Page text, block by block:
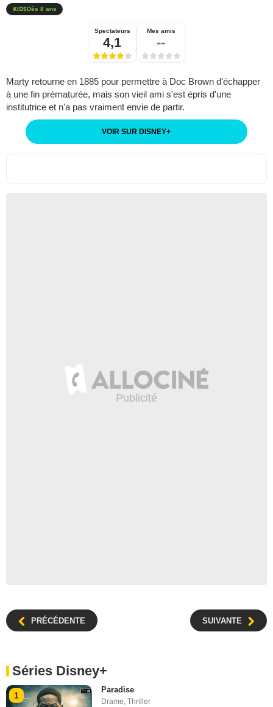
Dès 8 ans
Spectateurs
4,1
Mes amis
--
Marty retourne en 1885 pour permettre à Doc Brown d'échapper
à une fin prématurée, mais son vieil ami s'est épris d'une
institutrice et n'a pas vraiment envie de partir.
VOIR SUR DISNEY+
PRÉCÉDENTE SUIVANTE
Séries Disney+
1
Paradise
Drame,Thriller